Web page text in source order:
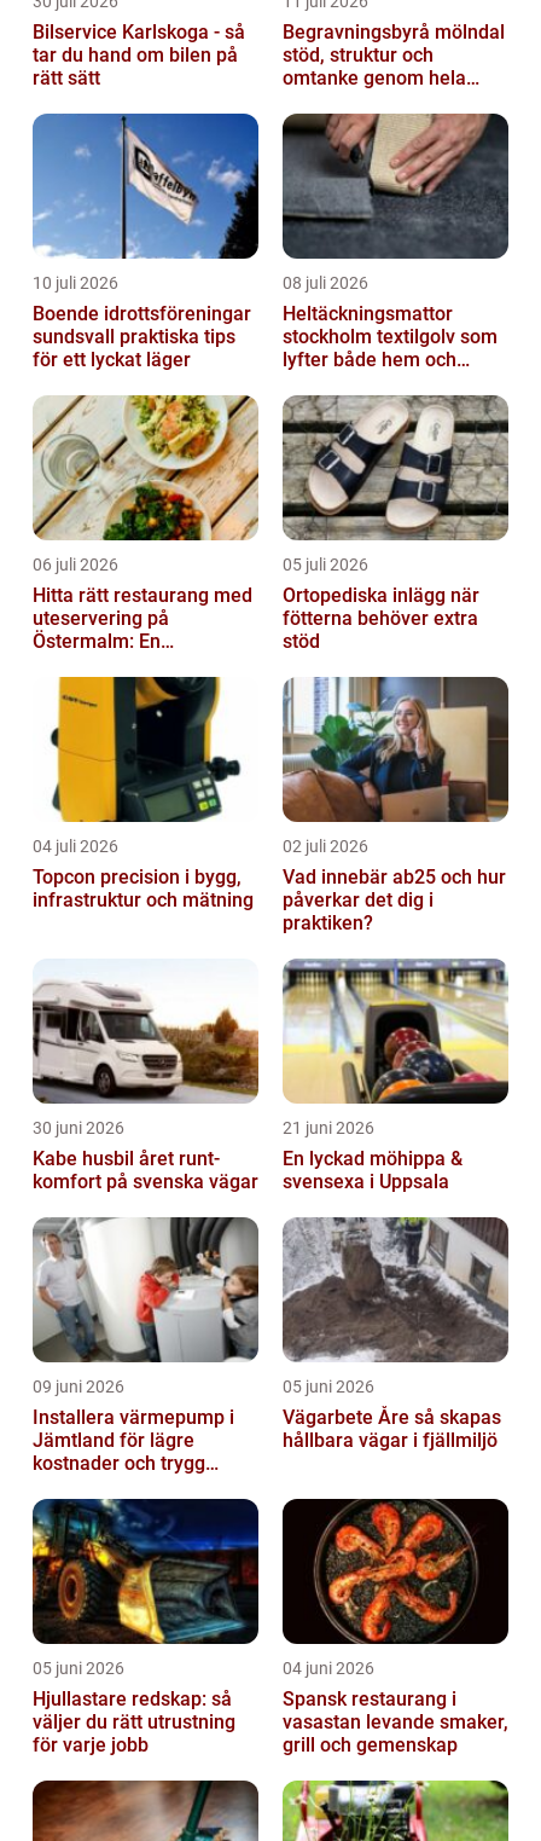
Bilservice Karlskoga - så
tar du hand om bilen på
rätt sätt
Begravningsbyrå mölndal
stöd, struktur och
omtanke genom hela
10 juli 2026
Boende idrottsföreningar
sundsvall praktiska tips
för ett lyckat läger
08 juli 2026
Heltäckningsmattor
stockholm textilgolv som
lyfter både hem och
06 juli 2026
Hitta rätt restaurang med
uteservering på
Östermalm: En
i solen
05 juli 2026
Ortopediska inlägg när
fötterna behöver extra
stöd
04 juli 2026
Topcon precision i bygg,
infrastruktur och mätning
02 juli 2026
Vad innebär ab25 och hur
påverkar det dig i
praktiken?
30 juni 2026
Kabe husbil året runt-
komfort på svenska vägar
21 juni 2026
En lyckad möhippa &
svensexa i Uppsala
09 juni 2026
Installera värmepump i
Jämtland för lägre
kostnader och trygg
05 juni 2026
Vägarbete Åre så skapas
hållbara vägar i fjällmiljö
05 juni 2026
Hjullastare redskap: så
väljer du rätt utrustning
för varje jobb
04 juni 2026
Spansk restaurang i
vasastan levande smaker,
grill och gemenskap